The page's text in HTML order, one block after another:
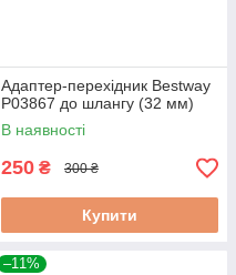
Адаптер-перехідник Bestway
P03867 до шлангу (32 мм)
В наявності
250 ₴ 300 ₴
Купити
–11%